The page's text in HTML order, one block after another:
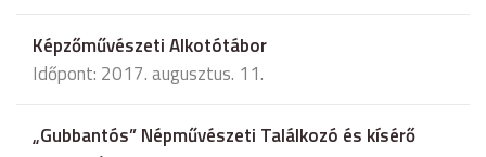
Képzőművészeti Alkotótábor
Időpont: 2017. augusztus. 11.
„Gubbantós” Népművészeti Találkozó és kísérő